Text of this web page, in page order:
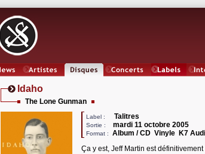
Idaho
The Lone Gunman
Label : Talitres
Sortie : mardi 11 octobre 2005
Format :
Album / CD Vinyle K7
Ça y est, Jeff Martin est définitivement